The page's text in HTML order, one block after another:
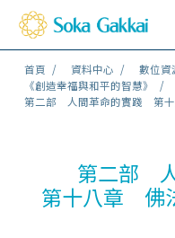
首頁 資料中心 數位資
《創造幸福與和平的智慧》
第二部 人間革命的實踐 第十
第二部
第十八章 佛